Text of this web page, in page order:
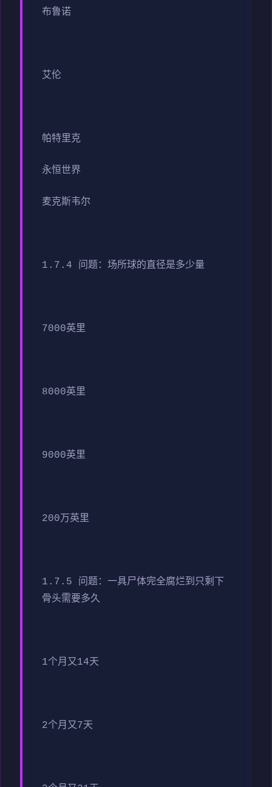
布鲁诺
艾伦
帕特里克
永恒世界
麦克斯韦尔
1.7.4 问题：场所球的直径是多少量
7000英里
8000英里
9000英里
200万英里
1.7.5 问题：一具尸体完全腐烂到只剩下
骨头需要多久
1个月又14天
2个月又7天